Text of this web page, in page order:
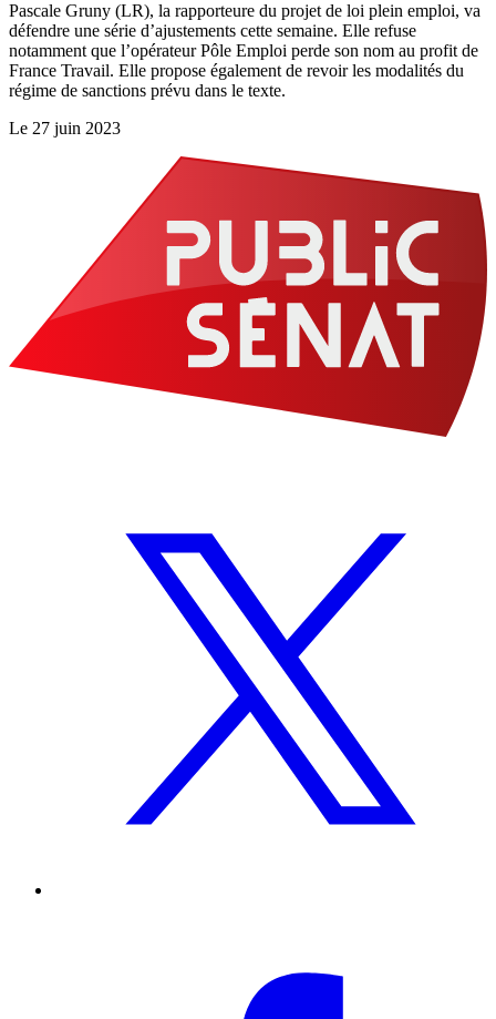
Pascale Gruny (LR), la rapporteure du projet de loi plein emploi, va
défendre une série d’ajustements cette semaine. Elle refuse
notamment que l’opérateur Pôle Emploi perde son nom au profit de
France Travail. Elle propose également de revoir les modalités du
régime de sanctions prévu dans le texte.
Le 27 juin 2023